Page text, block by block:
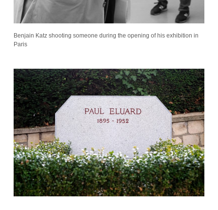
Benjain Katz shooting someone during the opening of his exhibition in
Paris